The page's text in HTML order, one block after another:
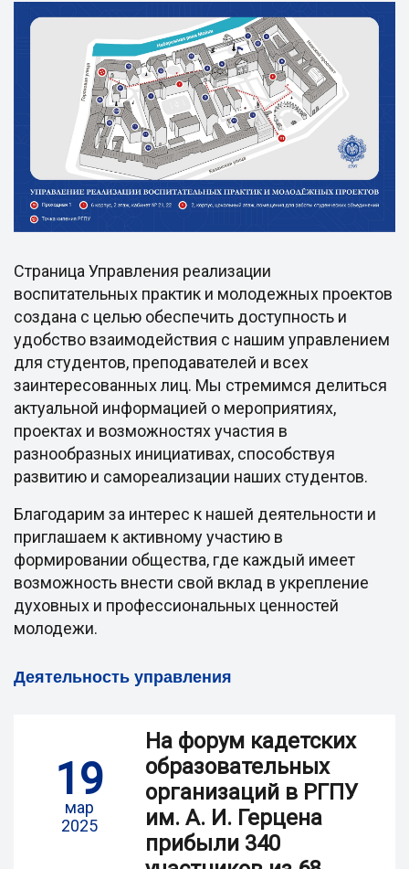
Страница Управления реализации
воспитательных практик и молодежных проектов
создана с целью обеспечить доступность и
удобство взаимодействия с нашим управлением
для студентов, преподавателей и всех
заинтересованных лиц. Мы стремимся делиться
актуальной информацией о мероприятиях,
проектах и возможностях участия в
разнообразных инициативах, способствуя
развитию и самореализации наших студентов.
Благодарим за интерес к нашей деятельности и
приглашаем к активному участию в
формировании общества, где каждый имеет
возможность внести свой вклад в укрепление
духовных и профессиональных ценностей
молодежи.
Деятельность управления
19
мар
2025
На форум кадетских
образовательных
организаций в РГПУ
им. А. И. Герцена
прибыли 340